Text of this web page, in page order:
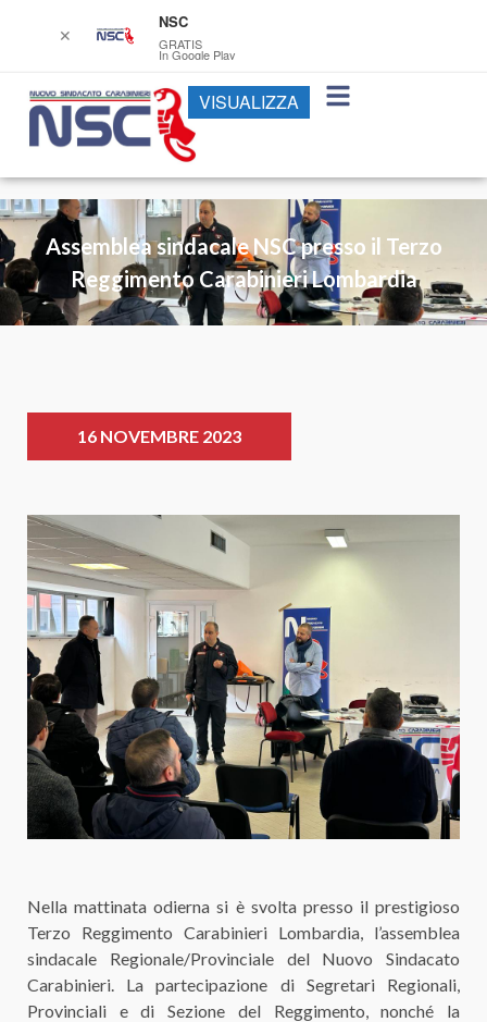
Assemblea sindacale NSC presso il Terzo
Reggimento Carabinieri Lombardia
16 NOVEMBRE 2023
Nella mattinata odierna si è svolta presso il prestigioso
Terzo Reggimento Carabinieri Lombardia, l’assemblea
sindacale Regionale/Provinciale del Nuovo Sindacato
Carabinieri. La partecipazione di Segretari Regionali,
Provinciali e di Sezione del Reggimento, nonché la
✕
NSC
GRATIS
In Google Play
VISUALIZZA